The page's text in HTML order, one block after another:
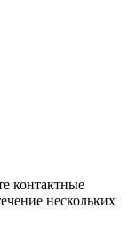
контактные
нескольких